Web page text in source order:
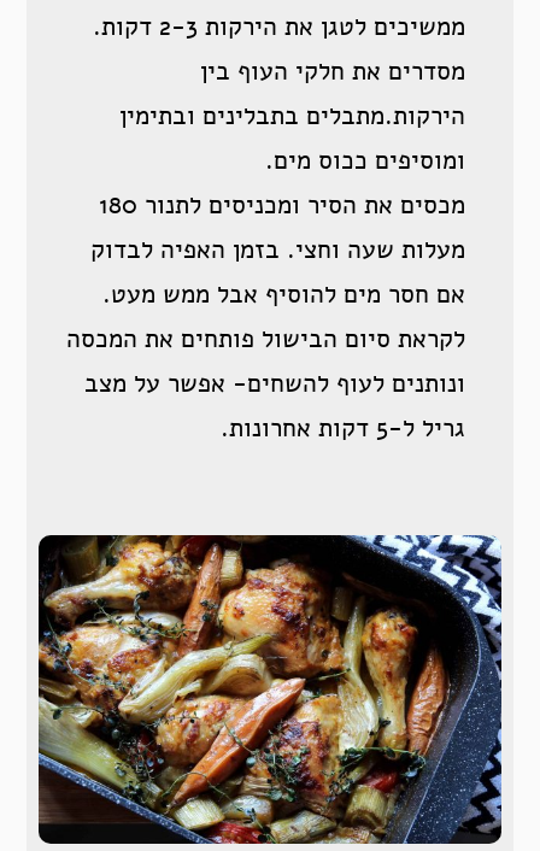
ממשיכים לטגן את הירקות 2-3 דקות.
מסדרים את חלקי העוף בין
הירקות.מתבלים בתבלינים ובתימין
ומוסיפים ככוס מים.
מכסים את הסיר ומכניסים לתנור 180
מעלות שעה וחצי. בזמן האפיה לבדוק
אם חסר מים להוסיף אבל ממש מעט.
לקראת סיום הבישול פותחים את המכסה
ונותנים לעוף להשחים- אפשר על מצב
גריל ל-5 דקות אחרונות.